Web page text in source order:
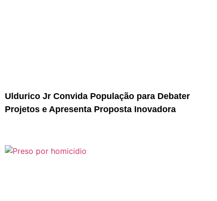
Uldurico Jr Convida População para Debater
Projetos e Apresenta Proposta Inovadora